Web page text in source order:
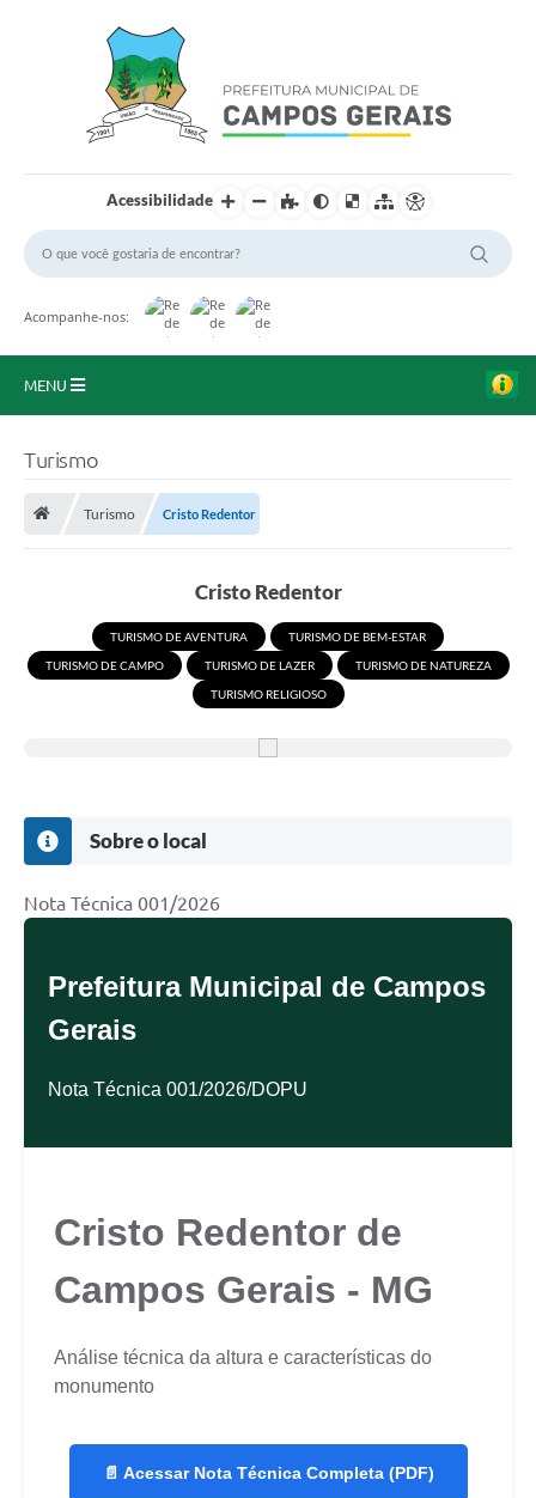
Acessibilidade
Acompanhe-nos:
MENU
Secretarias
Mais
Turismo
Turismo Cristo Redentor
Cristo Redentor
TURISMO DE AVENTURA
TURISMO DE BEM-ESTAR
TURISMO DE CAMPO
TURISMO DE LAZER
TURISMO DE NATUREZA
TURISMO RELIGIOSO
Sobre o local
Nota Técnica 001/2026
Prefeitura Municipal de Campos
Gerais
Nota Técnica 001/2026/DOPU
Cristo Redentor de
Campos Gerais - MG
Análise técnica da altura e características do
monumento
📄 Acessar Nota Técnica Completa (PDF)